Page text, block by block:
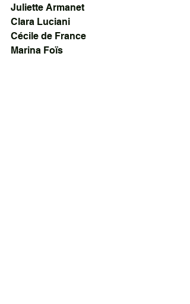
Juliette Armanet
Clara Luciani
Cécile de France
Marina Foïs